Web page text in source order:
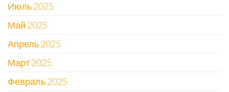
Июль 2025
Май 2025
Апрель 2025
Март 2025
Февраль 2025